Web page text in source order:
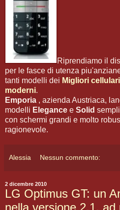
Riprendiamo il
per le fasce di utenza
tanti modelli dei Migliori
moderni.
Emporia , azienda Austriaca,
modelli Elegance e Solid
con schermi grandi e molto
ragionevole.
Alessia Nessun commento:
2 dicembre 2010
LG Optimus GT: un